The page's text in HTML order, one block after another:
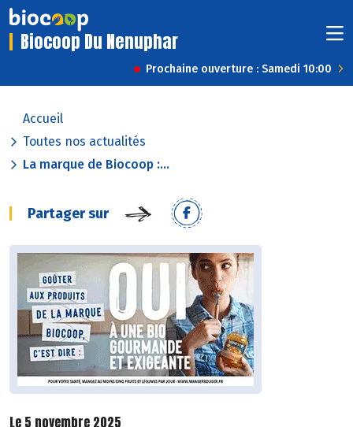
Biocoop Du Nenuphar
Prochaine ouverture : Samedi 10:00
Accueil
Toutes nos actualités
La marque de Biocoop :...
Partager sur
Le 5 novembre 2025